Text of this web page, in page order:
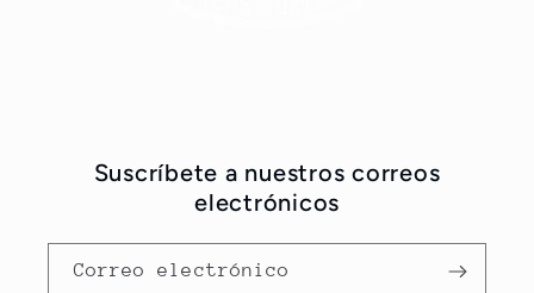
Suscríbete a nuestros correos
electrónicos
Correo electrónico